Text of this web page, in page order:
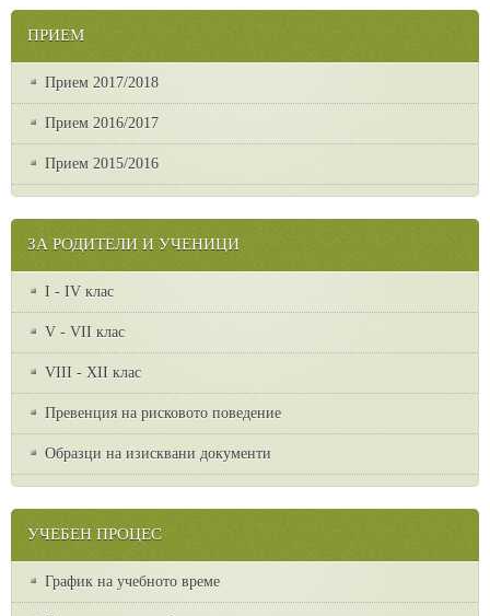
ПРИЕМ
Прием 2017/2018
Прием 2016/2017
Прием 2015/2016
ЗА РОДИТЕЛИ И УЧЕНИЦИ
I - IV клас
V - VII клас
VІІІ - ХІІ клас
Превенция на рисковото поведение
Образци на изисквани документи
УЧЕБЕН ПРОЦЕС
График на учебното време